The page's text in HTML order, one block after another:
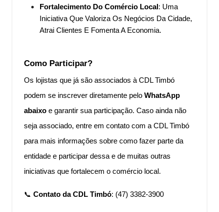
Fortalecimento Do Comércio Local : Uma
Iniciativa Que Valoriza Os Negócios Da Cidade,
Atrai Clientes E Fomenta A Economia.
Como Participar?
Os lojistas que já são associados à CDL Timbó
podem se inscrever diretamente pelo WhatsApp
abaixo e garantir sua participação. Caso ainda não
seja associado, entre em contato com a CDL Timbó
para mais informações sobre como fazer parte da
entidade e participar dessa e de muitas outras
iniciativas que fortalecem o comércio local.
📞 Contato da CDL Timbó: (47) 3382-3900